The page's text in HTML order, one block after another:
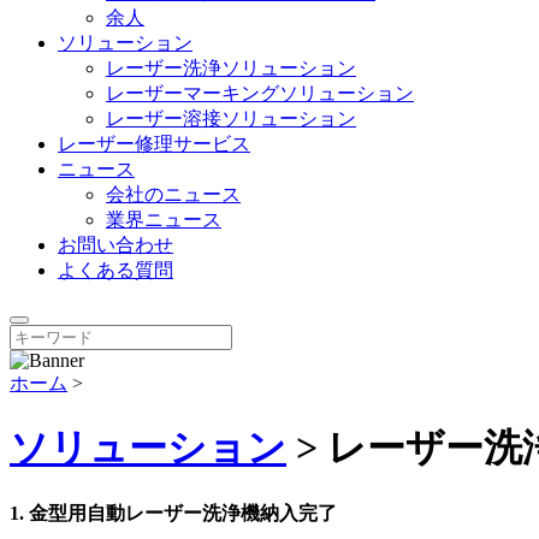
余人
ソリューション
レーザー洗浄ソリューション
レーザーマーキングソリューション
レーザー溶接ソリューション
レーザー修理サービス
ニュース
会社のニュース
業界ニュース
お問い合わせ
よくある質問
ホーム >
ソリューション > レーザー洗
1. 金型用自動レーザー洗浄機納入完了